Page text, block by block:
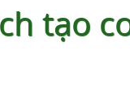
tạo